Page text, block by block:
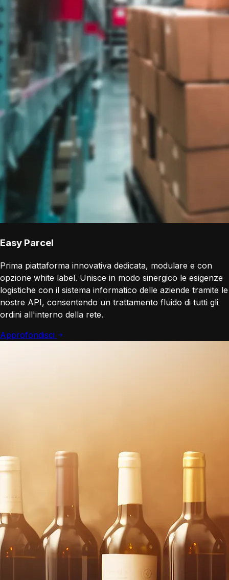
Easy Parcel
Prima piattaforma innovativa dedicata, modulare e con
opzione white label. Unisce in modo sinergico le esigenze
logistiche con il sistema informatico delle aziende tramite le
nostre API, consentendo un trattamento fluido di tutti gli
ordini all'interno della rete.
Approfondisci